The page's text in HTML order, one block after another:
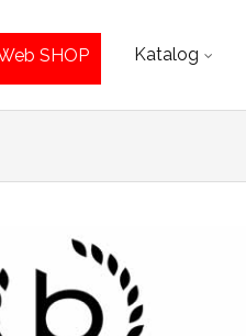
SHOP Katalog